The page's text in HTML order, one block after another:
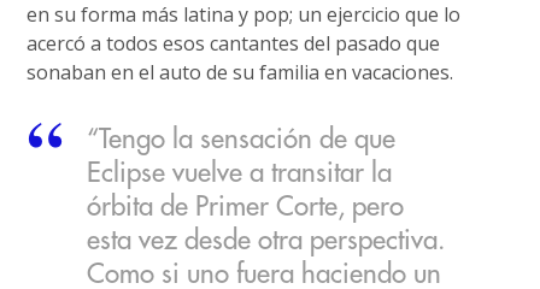
en su forma más latina y pop; un ejercicio que lo
acercó a todos esos cantantes del pasado que
sonaban en el auto de su familia en vacaciones.
“Tengo la sensación de que
Eclipse vuelve a transitar la
órbita de Primer Corte, pero
esta vez desde otra perspectiva.
Como si uno fuera haciendo un